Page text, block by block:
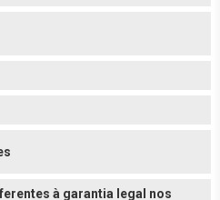
à garantia legal nos